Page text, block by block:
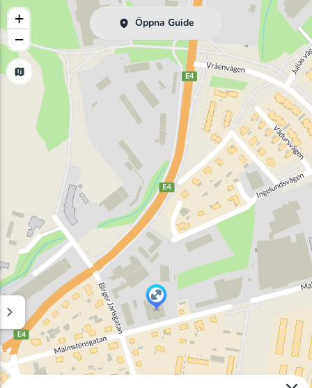
Öppna Guide
+
−